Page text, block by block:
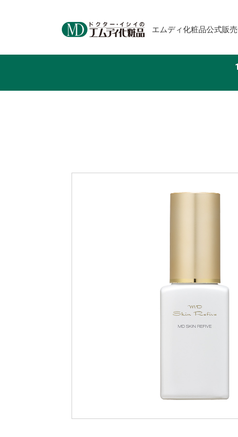
エムディ化粧品公式販